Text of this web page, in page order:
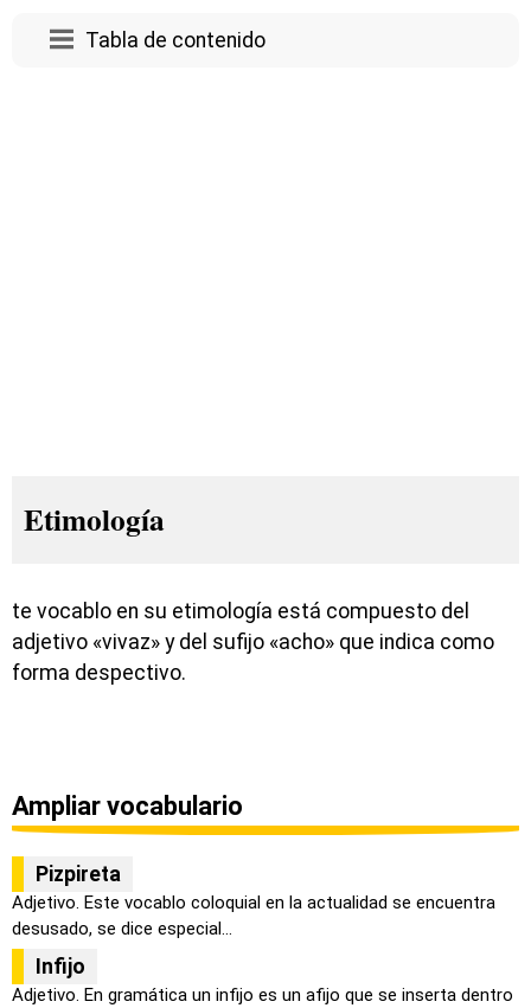
Tabla de contenido
Etimología
te vocablo en su etimología está compuesto del
adjetivo «vivaz» y del sufijo «acho» que indica como
forma despectivo.
Ampliar vocabulario
Pizpireta
Adjetivo. Este vocablo coloquial en la actualidad se encuentra
desusado, se dice especial...
Infijo
Adjetivo. En gramática un infijo es un afijo que se inserta dentro